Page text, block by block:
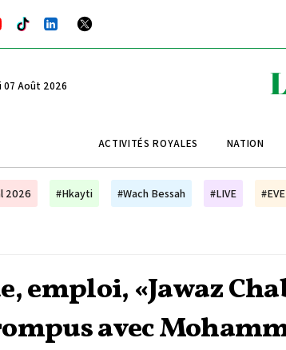
07 Août 2026
ACTIVITÉS ROYALES NATION
2026 #Hkayti #Wach Bessah #LIVE
emploi, «Jawaz
avec